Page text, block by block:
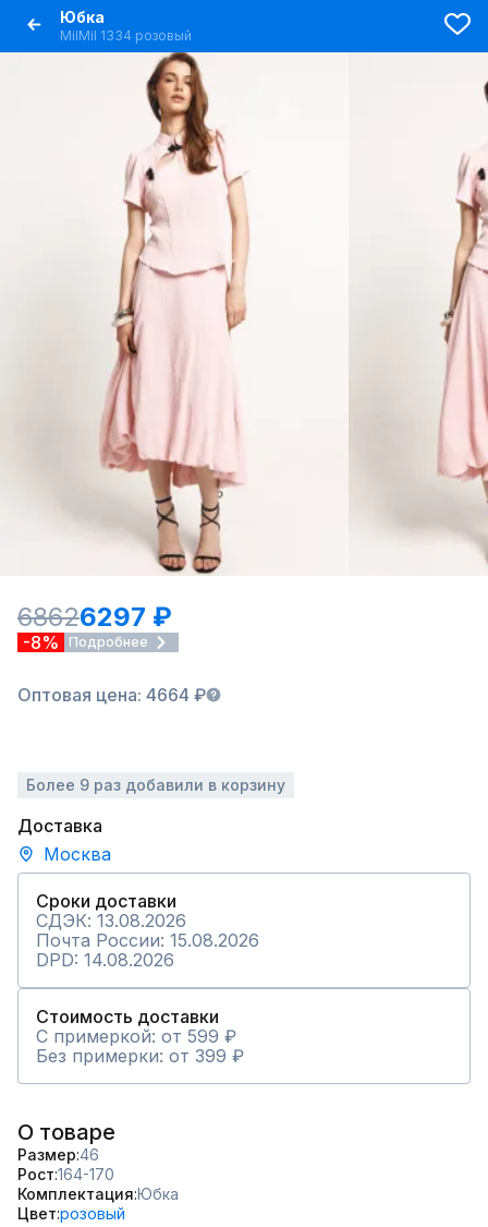
Юбка
MilMil 1334 розовый
68626297 ₽
-8% Подробнее
Оптовая цена: 4664 ₽
Более 9 раз добавили в корзину
Доставка
Москва
Сроки доставки
СДЭК: 13.08.2026
Почта России: 15.08.2026
DPD: 14.08.2026
Стоимость доставки
С примеркой: от 599 ₽
Без примерки: от 399 ₽
О товаре
Размер 46
Рост 164-170
Комплектация Юбка
Цвет розовый